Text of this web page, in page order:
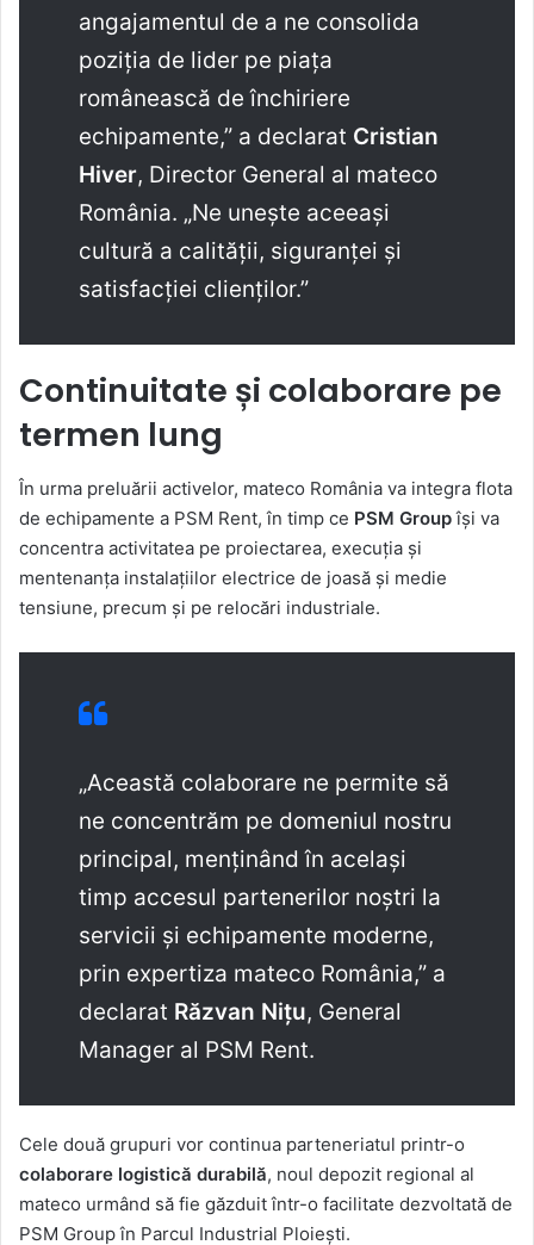
angajamentul de a ne consolida
poziția de lider pe piața
românească de închiriere
echipamente,” a declarat Cristian
Hiver, Director General al mateco
România. „Ne unește aceeași
cultură a calității, siguranței și
satisfacției clienților.”
Continuitate și colaborare pe
termen lung
În urma preluării activelor, mateco România va integra flota
de echipamente a PSM Rent, în timp ce PSM Groupîși va
concentra activitatea pe proiectarea, execuția și
mentenanța instalațiilor electrice de joasă și medie
tensiune, precum și pe relocări industriale.
„Această colaborare ne permite să
ne concentrăm pe domeniul nostru
principal, menținând în același
timp accesul partenerilor noștri la
servicii și echipamente moderne,
prin expertiza mateco România,” a
declarat Răzvan Nițu, General
Manager al PSM Rent.
Cele două grupuri vor continua parteneriatul printr-o
colaborare logistică durabilă, noul depozit regional al
mateco urmând să fie găzduit într-o facilitate dezvoltată de
PSM Group în Parcul Industrial Ploiești.